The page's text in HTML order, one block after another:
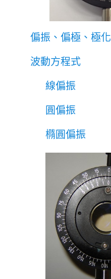
偏振、偏極、極化
波動方程式
線偏振
圓偏振
橢圓偏振